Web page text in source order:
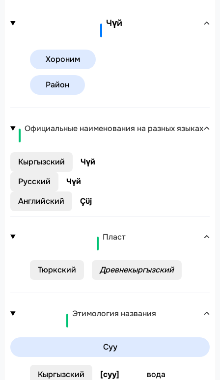
Чүй
Хороним
Район
Официальные наименования на разных языках
Кыргызский
Чүй
Русский
Чүй
Английский
Çüj
Пласт
Тюркский Древнекыргызский
Этимология названия
Суу
Кыргызский [суу]
вода